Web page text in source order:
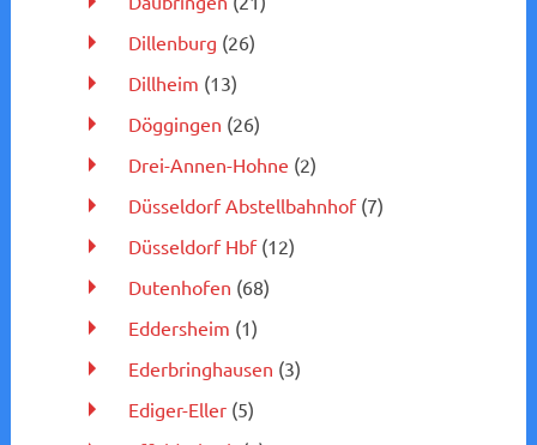
Dillenburg (26)
Dillheim (13)
Döggingen (26)
Drei-Annen-Hohne (2)
Düsseldorf Abstellbahnhof(7)
Düsseldorf Hbf(12)
Dutenhofen (68)
Eddersheim (1)
Ederbringhausen (3)
Ediger-Eller(5)